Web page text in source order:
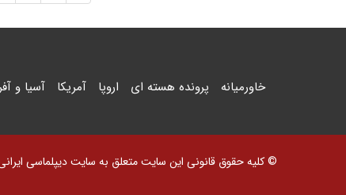
خاورمیانه پرونده هسته ای اروپا آمریکا آسیا و
© کلیه حقوق قانونی این سایت متعلق به سایت دیپلماسی